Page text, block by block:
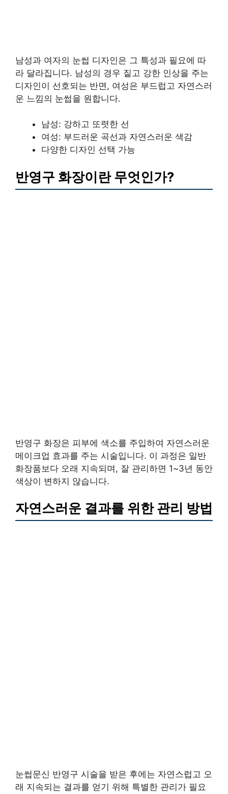
남성과 여자의 눈썹 디자인은 그 특성과 필요에 따
라 달라집니다. 남성의 경우 짙고 강한 인상을 주는
디자인이 선호되는 반면, 여성은 부드럽고 자연스러
운 느낌의 눈썹을 원합니다.
남성: 강하고 또렷한 선
여성: 부드러운 곡선과 자연스러운 색감
다양한 디자인 선택 가능
반영구 화장이란 무엇인가?
반영구 화장은 피부에 색소를 주입하여 자연스러운
메이크업 효과를 주는 시술입니다. 이 과정은 일반
화장품보다 오래 지속되며, 잘 관리하면 1~3년 동안
색상이 변하지 않습니다.
자연스러운 결과를 위한 관리 방법
눈썹문신 반영구 시술을 받은 후에는 자연스럽고 오
래 지속되는 결과를 얻기 위해 특별한 관리가 필요